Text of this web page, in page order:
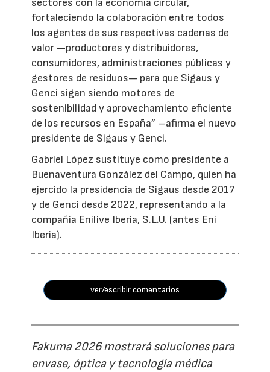
sectores con la economía circular,
fortaleciendo la colaboración entre todos
los agentes de sus respectivas cadenas de
valor —productores y distribuidores,
consumidores, administraciones públicas y
gestores de residuos— para que Sigaus y
Genci sigan siendo motores de
sostenibilidad y aprovechamiento eficiente
de los recursos en España” –afirma el nuevo
presidente de Sigaus y Genci.
Gabriel López sustituye como presidente a
Buenaventura González del Campo, quien ha
ejercido la presidencia de Sigaus desde 2017
y de Genci desde 2022, representando a la
compañía Enilive Iberia, S.L.U. (antes Eni
Iberia).
ver/escribir comentarios
Fakuma 2026 mostrará soluciones para
envase, óptica y tecnología médica